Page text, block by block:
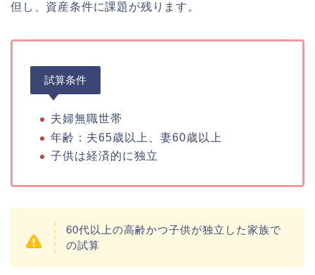
但し、資産条件に課題が残ります。
試算条件
夫婦無職世帯
年齢：夫65歳以上、妻60歳以上
子供は経済的に独立
60代以上の高齢かつ子供が独立した家族で
の試算